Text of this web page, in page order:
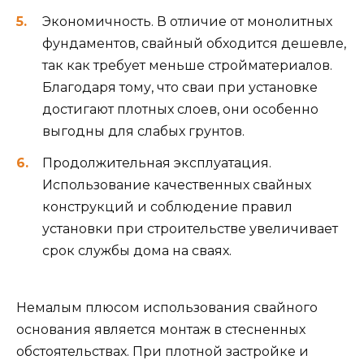
Экономичность. В отличие от монолитных
фундаментов, свайный обходится дешевле,
так как требует меньше стройматериалов.
Благодаря тому, что сваи при установке
достигают плотных слоев, они особенно
выгодны для слабых грунтов.
Продолжительная эксплуатация.
Использование качественных свайных
конструкций и соблюдение правил
установки при строительстве увеличивает
срок службы дома на сваях.
Немалым плюсом использования свайного
основания является монтаж в стесненных
обстоятельствах. При плотной застройке и